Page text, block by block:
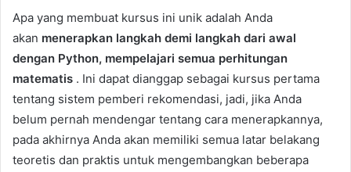
Apa yang membuat kursus ini unik adalah Anda
akan menerapkan langkah demi langkah dari awal
dengan Python, mempelajari semua perhitungan
matematis . Ini dapat dianggap sebagai kursus pertama
tentang sistem pemberi rekomendasi, jadi, jika Anda
belum pernah mendengar tentang cara menerapkannya,
pada akhirnya Anda akan memiliki semua latar belakang
teoretis dan praktis untuk mengembangkan beberapa